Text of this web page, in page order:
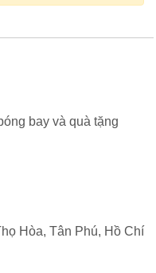
bay và quà tặng
Hòa, Tân Phú, Hồ Chí